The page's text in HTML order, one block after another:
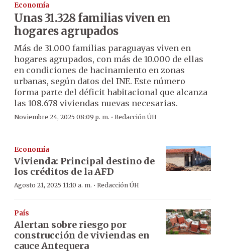
Economía
Unas 31.328 familias viven en
hogares agrupados
Más de 31.000 familias paraguayas viven en
hogares agrupados, con más de 10.000 de ellas
en condiciones de hacinamiento en zonas
urbanas, según datos del INE. Este número
forma parte del déficit habitacional que alcanza
las 108.678 viviendas nuevas necesarias.
Noviembre 24, 2025 08:09 p. m. · Redacción ÚH
Economía
Vivienda: Principal destino de
los créditos de la AFD
Agosto 21, 2025 11:10 a. m. · Redacción ÚH
País
Alertan sobre riesgo por
construcción de viviendas en
cauce Antequera